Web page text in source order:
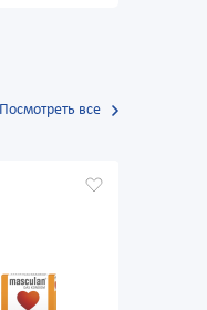
Посмотреть все